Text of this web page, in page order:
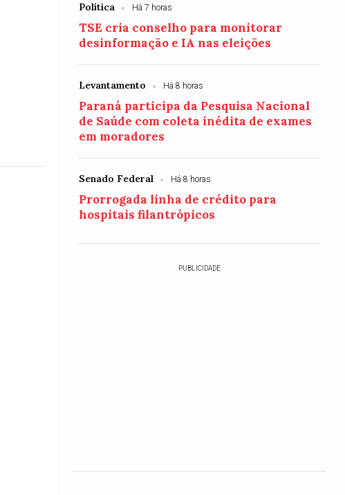
Política Há 7 horas
TSE cria conselho para monitorar
desinformação e IA nas eleições
Levantamento Há 8 horas
Paraná participa da Pesquisa Nacional
de Saúde com coleta inédita de exames
em moradores
Senado Federal Há 8 horas
Prorrogada linha de crédito para
hospitais filantrópicos
PUBLICIDADE